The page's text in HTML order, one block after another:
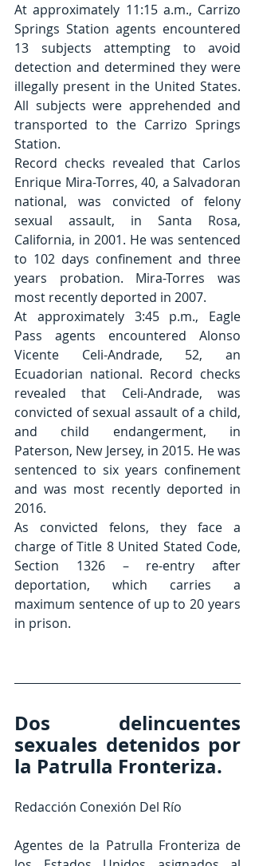
At approximately 11:15 a.m., Carrizo
Springs Station agents encountered
13 subjects attempting to avoid
detection and determined they were
illegally present in the United States.
All subjects were apprehended and
transported to the Carrizo Springs
Station.
Record checks revealed that Carlos
Enrique Mira-Torres, 40, a Salvadoran
national, was convicted of felony
sexual assault, in Santa Rosa,
California, in 2001. He was sentenced
to 102 days confinement and three
years probation. Mira-Torres was
most recently deported in 2007.
At approximately 3:45 p.m., Eagle
Pass agents encountered Alonso
Vicente Celi-Andrade, 52, an
Ecuadorian national. Record checks
revealed that Celi-Andrade, was
convicted of sexual assault of a child,
and child endangerment, in
Paterson, New Jersey, in 2015. He was
sentenced to six years confinement
and was most recently deported in
2016.
As convicted felons, they face a
charge of Title 8 United Stated Code,
Section 1326 – re-entry after
deportation, which carries a
maximum sentence of up to 20 years
in prison.
Dos delincuentes
sexuales detenidos por
la Patrulla Fronteriza.
Redacción Conexión Del Río
Agentes de la Patrulla Fronteriza de